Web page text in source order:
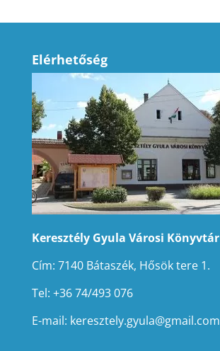
Elérhetőség
Keresztély Gyula Városi Könyvtár
Cím: 7140 Bátaszék, Hősök tere 1.
Tel: +36 74/493 076
E-mail: keresztely.gyula@gmail.com